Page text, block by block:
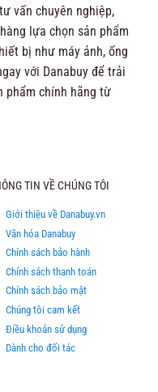
vấn chuyên nghiệp,
lựa chọn sản phẩm
bị như máy ảnh, ống
với Danabuy để trải
phẩm chính hãng từ
TIN VỀ CHÚNG TÔI
Giới thiệu về Danabuy.vn
Văn hóa Danabuy
Chính sách bảo hành
Chính sách thanh toán
Chính sách bảo mật
Chúng tôi cam kết
Điều khoản sử dụng
Dành cho đối tác